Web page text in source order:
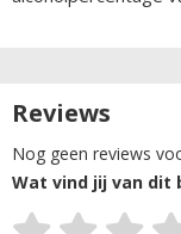
Reviews
Nog geen reviews
Wat vind jij van dit